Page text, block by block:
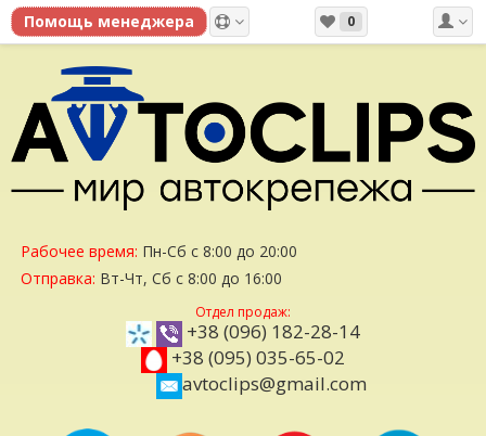
0
Рабочее время: Пн-Сб с 8:00 до 20:00
Отправка: Вт-Чт, Сб с 8:00 до 16:00
Отдел продаж:
+38 (096) 182-28-14
+38 (095) 035-65-02
avtoclips@gmail.com